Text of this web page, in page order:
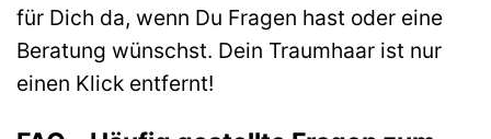
für Dich da, wenn Du Fragen hast oder eine
Beratung wünschst. Dein Traumhaar ist nur
einen Klick entfernt!